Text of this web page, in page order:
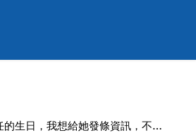
今天是前任的生日，我想給她發條資訊，不知道說什麼